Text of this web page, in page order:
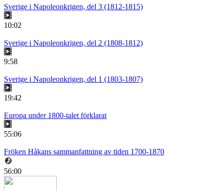
Sverige i Napoleonkrigen, del 3 (1812-1815)
10:02
Sverige i Napoleonkrigen, del 2 (1808-1812)
9:58
Sverige i Napoleonkrigen, del 1 (1803-1807)
19:42
Europa under 1800-talet förklarat
55:06
Fröken Håkans sammanfattning av tiden 1700-1870
56:00